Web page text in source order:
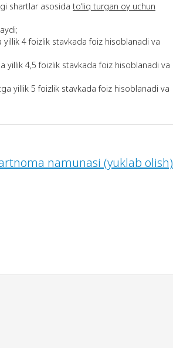
shartlar asosida to‘liq turgan oy uchun
4 foizlik stavkada foiz hisoblanadi va
4,5 foizlik stavkada foiz hisoblanadi va
yillik 5 foizlik stavkada foiz hisoblanadi va
namunasi (yuklab olish)